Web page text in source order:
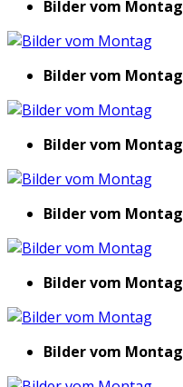
Bilder vom Montag
Bilder vom Montag
Bilder vom Montag
Bilder vom Montag
Bilder vom Montag
Bilder vom Montag